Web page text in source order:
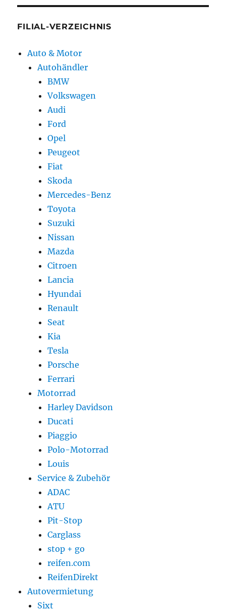
FILIAL-VERZEICHNIS
Auto & Motor
Autohändler
BMW
Volkswagen
Audi
Ford
Opel
Peugeot
Fiat
Skoda
Mercedes-Benz
Toyota
Suzuki
Nissan
Mazda
Citroen
Lancia
Hyundai
Renault
Seat
Kia
Tesla
Porsche
Ferrari
Motorrad
Harley Davidson
Ducati
Piaggio
Polo-Motorrad
Louis
Service & Zubehör
ADAC
ATU
Pit-Stop
Carglass
stop + go
reifen.com
ReifenDirekt
Autovermietung
Sixt